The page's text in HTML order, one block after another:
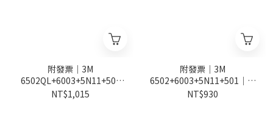
附發票｜3M
6502QL+6003+5N11+501
｜半面罩式有機濾塵防毒口
NT$1,015
附發票｜3M
6502+6003+5N11+501｜半
面罩式有機濾塵防毒口罩面
NT$930